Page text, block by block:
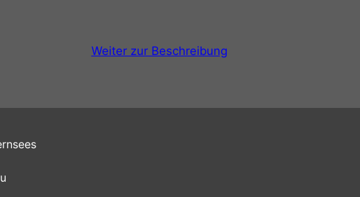
Weiter zur Beschreibung